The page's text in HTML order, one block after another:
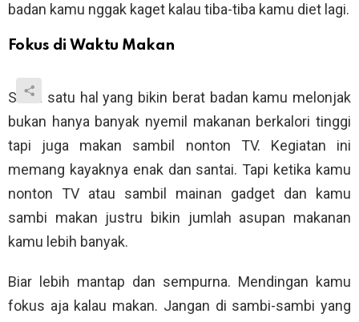
badan kamu nggak kaget kalau tiba-tiba kamu diet lagi.
Fokus di Waktu Makan
Salah satu hal yang bikin berat badan kamu melonjak
bukan hanya banyak nyemil makanan berkalori tinggi
tapi juga makan sambil nonton TV. Kegiatan ini
memang kayaknya enak dan santai. Tapi ketika kamu
nonton TV atau sambil mainan gadget dan kamu
sambi makan justru bikin jumlah asupan makanan
kamu lebih banyak.
Biar lebih mantap dan sempurna. Mendingan kamu
fokus aja kalau makan. Jangan di sambi-sambi yang